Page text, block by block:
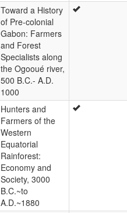
Toward a History
of Pre-colonial
Gabon: Farmers
and Forest
Specialists along
the Ogooué river,
500 B.C.- A.D.
1000
Hunters and
Farmers of the
Western
Equatorial
Rainforest:
Economy and
Society, 3000
B.C.~to
A.D.~1880